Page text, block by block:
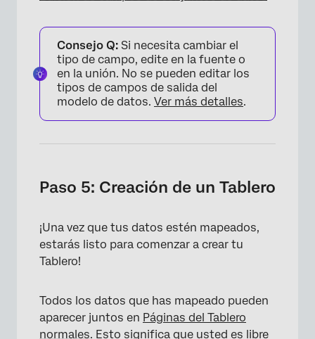
Consejo Q: Si necesita cambiar el
tipo de campo, edite en la fuente o
en la unión. No se pueden editar los
tipos de campos de salida del
modelo de datos. Ver más detalles.
Paso 5: Creación de un Tablero
¡Una vez que tus datos estén mapeados,
estarás listo para comenzar a crear tu
Tablero!
Todos los datos que has mapeado pueden
aparecer juntos en Páginas del Tablero
normales. Esto significa que usted es libre